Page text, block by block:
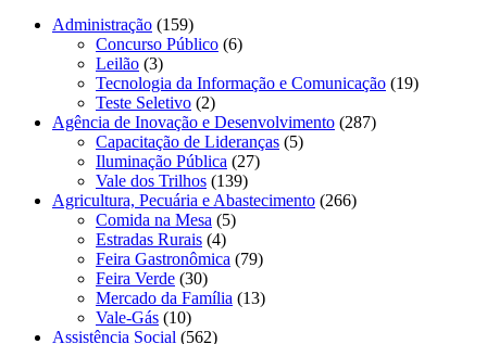
Administração (159)
Concurso Público (6)
Leilão (3)
Tecnologia da Informação e Comunicação (19)
Teste Seletivo (2)
Agência de Inovação e Desenvolvimento (287)
Capacitação de Lideranças (5)
Iluminação Pública (27)
Vale dos Trilhos (139)
Agricultura, Pecuária e Abastecimento (266)
Comida na Mesa (5)
Estradas Rurais (4)
Feira Gastronômica (79)
Feira Verde (30)
Mercado da Família (13)
Vale-Gás (10)
Assistência Social (562)